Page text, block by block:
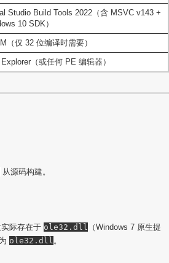
Studio Build Tools 2022（含 MSVC v143 +
10 SDK）
（仅 32 位编译时需要）
（或任何 PE 编辑器）
从源码构建。
实际存在于 ole32.dll （Windows 7 原生提
ole32.dll。